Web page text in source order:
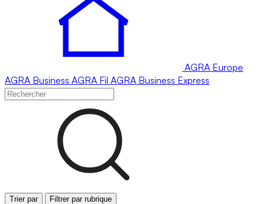
AGRA Europe
AGRA Business AGRA Fil AGRA Business Express
Trier par Filtrer par rubrique